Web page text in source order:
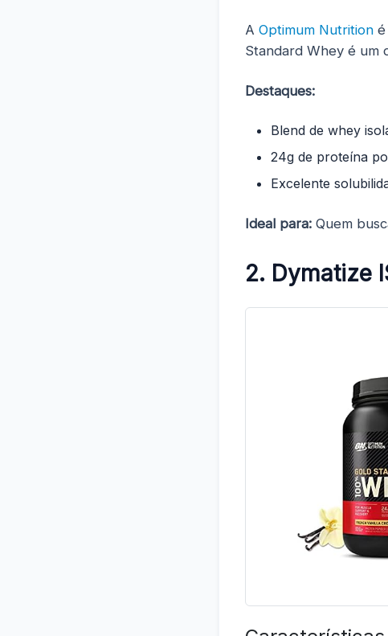
A Optimum Nutrition
Standard Whey é um
Destaques:
Blend de whey
24g de proteína
Excelente
Ideal para: Quem
2. Dymatize